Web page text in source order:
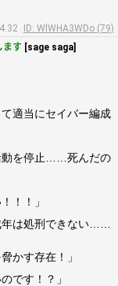
ID: WlWHA3WDo (79)
ます [sage saga]
適当にセイバー編成
動を停止……死んだの
！！」
は処刑できない……
かす存在！」
です！？」